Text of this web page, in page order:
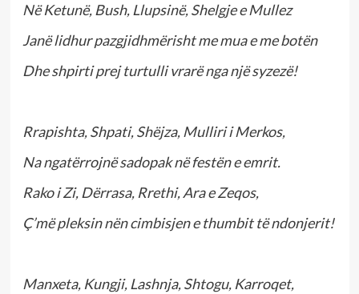
Në Ketunë, Bush, Llupsinë, Shelgje e Mullez
Janë lidhur pazgjidhmërisht me mua e me botën
Dhe shpirti prej turtulli vrarë nga një syzezë!
Rrapishta, Shpati, Shëjza, Mulliri i Merkos,
Na ngatërrojnë sadopak në festën e emrit.
Rako i Zi, Dërrasa, Rrethi, Ara e Zeqos,
Ç’më pleksin nën cimbisjen e thumbit të ndonjerit!
Manxeta, Kungji, Lashnja, Shtogu, Karroqet,